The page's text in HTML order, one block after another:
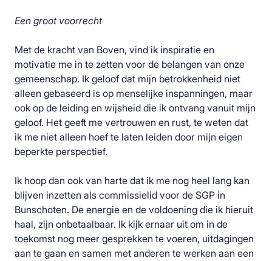
Een groot voorrecht
Met de kracht van Boven, vind ik inspiratie en
motivatie me in te zetten voor de belangen van onze
gemeenschap. Ik geloof dat mijn betrokkenheid niet
alleen gebaseerd is op menselijke inspanningen, maar
ook op de leiding en wijsheid die ik ontvang vanuit mijn
geloof. Het geeft me vertrouwen en rust, te weten dat
ik me niet alleen hoef te laten leiden door mijn eigen
beperkte perspectief.
Ik hoop dan ook van harte dat ik me nog heel lang kan
blijven inzetten als commissielid voor de SGP in
Bunschoten. De energie en de voldoening die ik hieruit
haal, zijn onbetaalbaar. Ik kijk ernaar uit om in de
toekomst nog meer gesprekken te voeren, uitdagingen
aan te gaan en samen met anderen te werken aan een